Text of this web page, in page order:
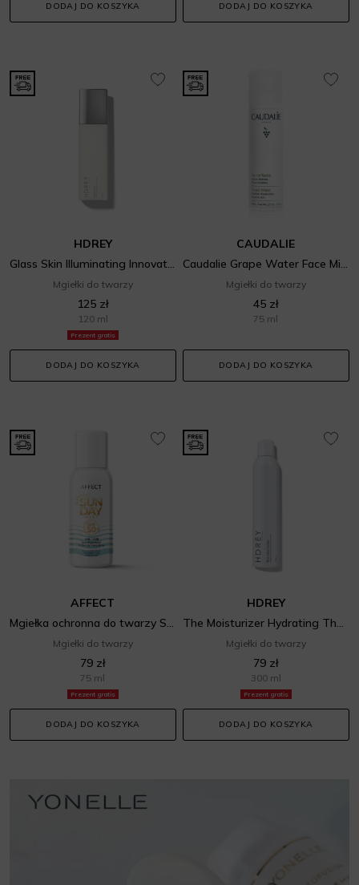
DODAJ DO KOSZYKA DODAJ DO KOSZYKA
Prezent gratis
HDREY
Glass Skin Illuminating Innovation Mist
Mgiełki do twarzy
125 zł
120 ml
DODAJ DO KOSZYKA
CAUDALIE
Caudalie Grape Water Face Mist
Mgiełki do twarzy
45 zł
75 ml
DODAJ DO KOSZYKA
Prezent gratis
AFFECT
Mgiełki do twarzy
79 zł
75 ml
DODAJ DO KOSZYKA
Prezent gratis
HDREY
Mgiełki do twarzy
79 zł
300 ml
DODAJ DO KOSZYKA